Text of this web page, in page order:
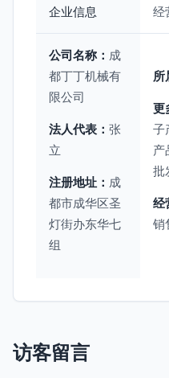
企业信息 经
公司名称： 成
都丁丁机械有
限公司
法人代表： 张
立
注册地址： 成
都市成华区圣
灯街办东华七
组
所
更
子
产
批
经
销
访客留言